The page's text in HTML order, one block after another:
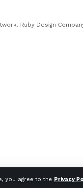
you agree to the Privacy
Ruby Design